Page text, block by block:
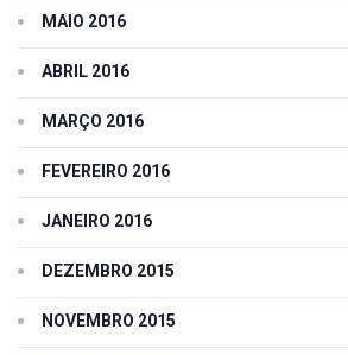
MAIO 2016
ABRIL 2016
MARÇO 2016
FEVEREIRO 2016
JANEIRO 2016
DEZEMBRO 2015
NOVEMBRO 2015